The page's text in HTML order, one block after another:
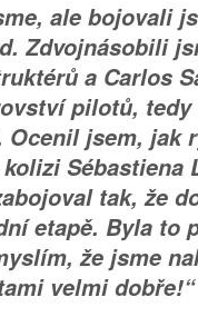
ale bojovali
Zdvojnásobili
a Carlos
pilotů, tedy
Ocenil jsem, jak
Sébastiena
tak, že
etapě. Byla to
že jsme
velmi dobře!“